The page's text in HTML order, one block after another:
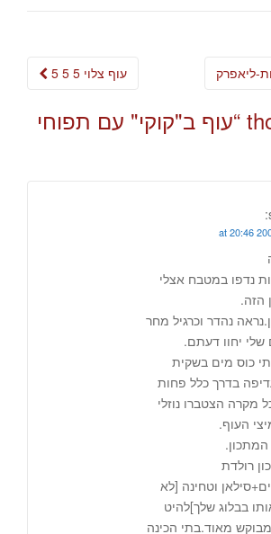
Post עוף צלוי 5 5 5
עוף ב"קוקי" עם תפוחי
נדפו במטבח אצלי
הזה.
נהדר וכרגיל מחר
שלי יחוו דעתם.
כוס מים בשקית
בדרך כלל פחות
מקרה הצטברו נוזלי
העוף.
רולדת
וטחינה [לא
בבלוג שלך]להיט
מאוד.בתי הכינה